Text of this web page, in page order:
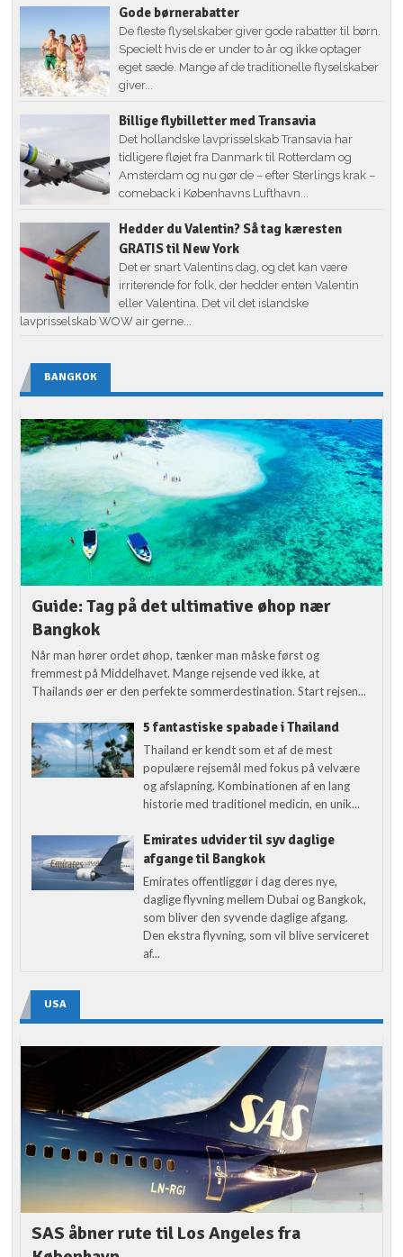
Gode børnerabatter
De fleste flyselskaber giver gode rabatter til børn.
Specielt hvis de er under to år og ikke optager
eget sæde. Mange af de traditionelle flyselskaber
giver...
Billige flybilletter med Transavia
Det hollandske lavprisselskab Transavia har
tidligere fløjet fra Danmark til Rotterdam og
Amsterdam og nu gør de – efter Sterlings krak –
comeback i Københavns Lufthavn...
Hedder du Valentin? Så tag kæresten
GRATIS til New York
Det er snart Valentins dag, og det kan være
irriterende for folk, der hedder enten Valentin
eller Valentina. Det vil det islandske
lavprisselskab WOW air gerne...
BANGKOK
Guide: Tag på det ultimative øhop nær
Bangkok
Når man hører ordet øhop, tænker man måske først og
fremmest på Middelhavet. Mange rejsende ved ikke, at
Thailands øer er den perfekte sommerdestination. Start rejsen...
5 fantastiske spabade i Thailand
Thailand er kendt som et af de mest
populære rejsemål med fokus på velvære
og afslapning. Kombinationen af en lang
historie med traditionel medicin, en unik...
Emirates udvider til syv daglige
afgange til Bangkok
Emirates offentliggør i dag deres nye,
daglige flyvning mellem Dubai og Bangkok,
som bliver den syvende daglige afgang.
Den ekstra flyvning, som vil blive serviceret
af...
USA
SAS åbner rute til Los Angeles fra